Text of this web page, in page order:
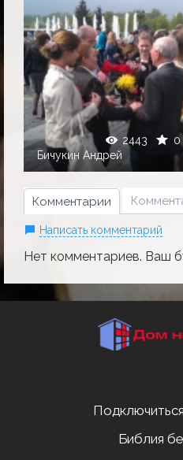
2443 0
Бичукин Андрей
Комментарии
Написать комментарий
Нет комментариев. Ваш
Библия